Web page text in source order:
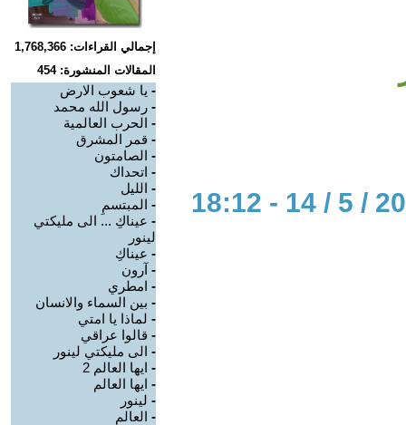
إجمالي القراءات: 1,768,366
المقالات المنشورة: 454
- يا شعوب الارض
- رسول الله محمد
- الحرب العالمية
- قمر المشرق
- الصامتون
- اتحداك
- الليل
- المبتسمِ
- عيناكِ ... الى مليكتي
لينور
- عيناكِ
- آرون
- امطري
- بين السماء والانسان
- لماذا يا امتي
- قالوا عراقي
- الى مليكتي لينور
- ايها العالم 2
- ايها العالم
- لينور
- العالم